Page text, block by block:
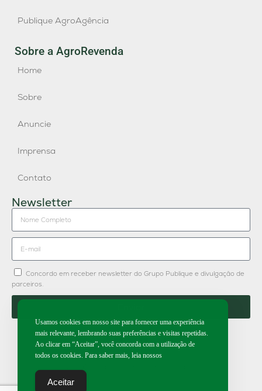
Publique AgroAgência
Sobre a AgroRevenda
Home
Sobre
Anuncie
Imprensa
Contato
Newsletter
Concordo em receber newsletter do Grupo Publique e divulgação de
parceiros.
Usamos cookies em nosso site para fornecer uma experiência
mais relevante, lembrando suas preferências e visitas repetidas.
Ao clicar em “Aceitar”, você concorda com a utilização de
todos os cookies. Para saber mais, leia nossos
Aceitar